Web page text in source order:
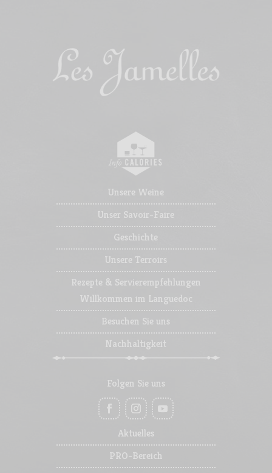
Unsere Weine
Unser Savoir-Faire
Geschichte
Unsere Terroirs
Rezepte & Servierempfehlungen
Willkommen im Languedoc
Besuchen Sie uns
Nachhaltigkeit
Folgen Sie uns
Aktuelles
PRO-Bereich